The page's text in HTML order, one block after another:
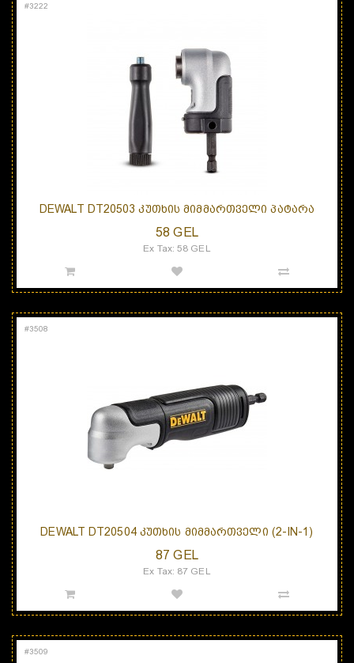
#3222
DEWALT DT20503 ᲙᲣᲗᲮᲘᲡ ᲛᲘᲛᲛᲐᲠᲗᲕᲔᲚᲘ ᲞᲐᲢᲐᲠᲐ
58 GEL
Ex Tax: 58 GEL
#3508
DEWALT DT20504 ᲙᲣᲗᲮᲘᲡ ᲛᲘᲛᲛᲐᲠᲗᲕᲔᲚᲘ (2-IN-1)
87 GEL
Ex Tax: 87 GEL
#3509